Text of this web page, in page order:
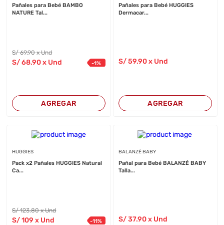
Pañales para Bebé BAMBO
NATURE Tal...
S/69.90 x Und
S/68.90 x Und -1%
AGREGAR
Pañales para Bebé HUGGIES
Dermacar...
S/59.90x Und
AGREGAR
HUGGIES
Pack x2 Pañales HUGGIES Natural
Ca...
S/123.80 x Und
S/109 x Und -11%
BALANZÉ BABY
Pañal para Bebé BALANZÉ BABY
Talla...
S/37.90x Und